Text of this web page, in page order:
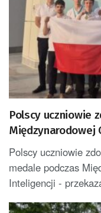
Polscy uczniowie
Międzynarodowej
Inteligencji
Polscy uczniowie
medale podczas
Inteligencji -